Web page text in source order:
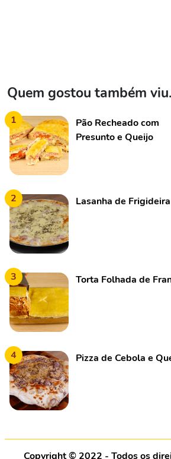
Quem gostou também
1
Pão Recheado com
Presunto e Queijo
2 Lasanha de Frigideira
3 Torta Folhada de
4 Pizza de Cebola e
Copyright © 2022 - Todos os